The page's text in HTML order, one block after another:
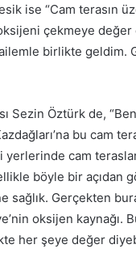
ise “Cam terasın
çekmeye
birlikte geldim.
Sezin Öztürk de,
bu cam
cam
böyle bir
sağlık. Gerçekten
oksijen kaynağı.
her şeye değer